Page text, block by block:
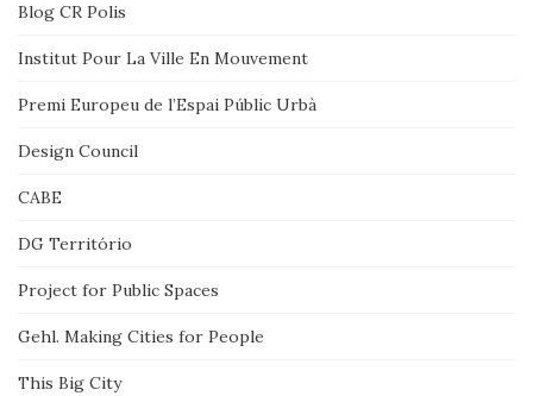
Blog CR Polis
Institut Pour La Ville En Mouvement
Premi Europeu de l’Espai Públic Urbà
Design Council
CABE
DG Território
Project for Public Spaces
Gehl. Making Cities for People
This Big City